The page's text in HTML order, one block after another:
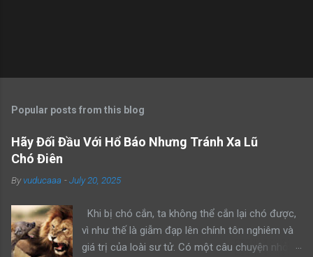
Popular posts from this blog
Hãy Đối Đầu Với Hổ Báo Nhưng Tránh Xa Lũ
Chó Điên
Byvuducaaa -July 20, 2025
Khi bị chó cắn, ta không thể cắn lại chó được,
vì như thế là giẫm đạp lên chính tôn nghiêm và
giá trị của loài sư tử. Có một câu chuyện nhỏ